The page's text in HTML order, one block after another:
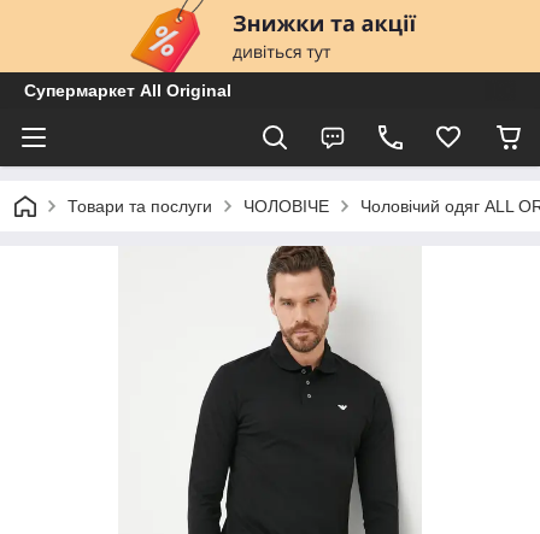
Супермаркет All Original
Товари та послуги ЧОЛОВІЧЕ Чоловічий одяг ALL